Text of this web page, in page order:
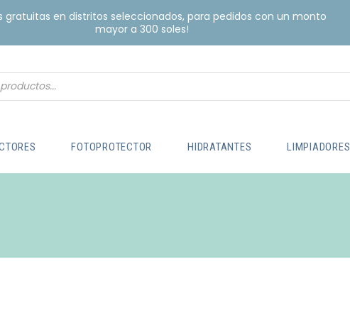
gratuitas en distritos seleccionados, para pedidos con un monto
mayor a 300 soles!
FOTOPROTECTOR HIDRATANTES LIMPIADORES